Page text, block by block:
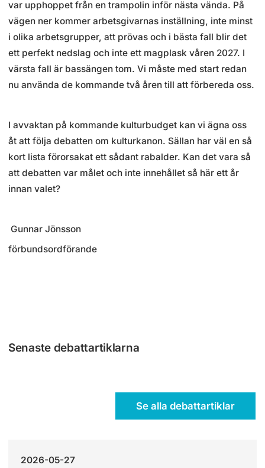
var upphoppet från en trampolin inför nästa vända. På
vägen ner kommer arbetsgivarnas inställning, inte minst
i olika arbetsgrupper, att prövas och i bästa fall blir det
ett perfekt nedslag och inte ett magplask våren 2027. I
värsta fall är bassängen tom. Vi måste med start redan
nu använda de kommande två åren till att förbereda oss.
I avvaktan på kommande kulturbudget kan vi ägna oss
åt att följa debatten om kulturkanon. Sällan har väl en så
kort lista förorsakat ett sådant rabalder. Kan det vara så
att debatten var målet och inte innehållet så här ett år
innan valet?
Gunnar Jönsson
förbundsordförande
Senaste debattartiklarna
Se alla debattartiklar
2026-05-27